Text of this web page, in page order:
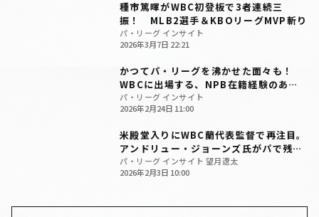
種市篤暉がWBC初登板で3者連続三
振！ MLB2選手＆KBOリーグMVP斬り
パ・リーグ インサイト
2026年3月7日 22:21
かつてパ・リーグを沸かせた面々も！
WBCに出場する、NPB在籍経験のある
外国人選手
パ・リーグ インサイト
2026年2月24日 11:00
米殿堂入りにWBC蘭代表監督で再注目。
アンドリュー・ジョーンズ氏がパで残し
た3つの名場面
パ・リーグ インサイト 望月遼太
2026年2月3日 10:00